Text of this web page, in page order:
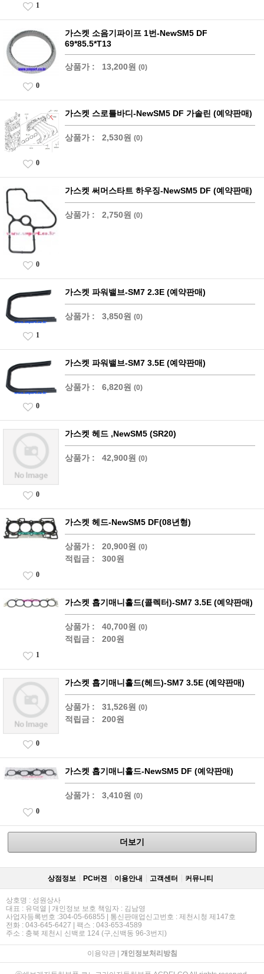
1
가스켓 소음기파이프 1번-NewSM5 DF
69*85.5*T13
상품가 : 13,200원 (0)
0
가스켓 스로틀바디-NewSM5 DF 가솔린 (예약판매)
상품가 : 2,530원 (0)
0
가스켓 써머스타트 하우징-NewSM5 DF (예약판매)
상품가 : 2,750원 (0)
0
가스켓 파워밸브-SM7 2.3E (예약판매)
상품가 : 3,850원 (0)
1
가스켓 파워밸브-SM7 3.5E (예약판매)
상품가 : 6,820원 (0)
0
가스켓 헤드 ,NewSM5 (SR20)
상품가 : 42,900원 (0)
0
가스켓 헤드-NewSM5 DF(08년형)
상품가 : 20,900원 (0)
적립금 : 300원
0
가스켓 흡기매니홀드(콜렉터)-SM7 3.5E (예약판매)
상품가 : 40,700원 (0)
적립금 : 200원
1
가스켓 흡기매니홀드(헤드)-SM7 3.5E (예약판매)
상품가 : 31,526원 (0)
적립금 : 200원
0
가스켓 흡기매니홀드-NewSM5 DF (예약판매)
상품가 : 3,410원 (0)
0
더보기
상점정보 PC버젼 이용안내 고객센터 커뮤니티
상호명 : 성원상사
대표 : 유덕열 | 개인정보 보호 책임자 : 김남영
사업자등록번호 :304-05-66855 | 통신판매업신고번호 : 제천시청 제147호
전화 : 043-645-6427 | 팩스 : 043-653-4589
주소 : 충북 제천시 신백로 124 (구,신백동 96-3번지)
이용약관| 개인정보처리방침